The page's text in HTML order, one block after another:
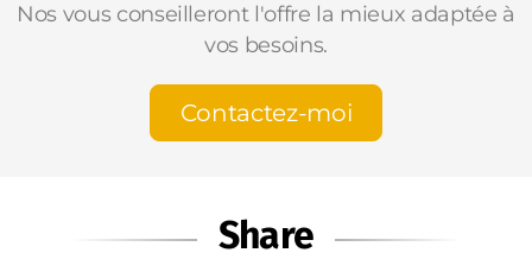
Nos vous conseilleront l'offre la mieux adaptée à
vos besoins.
Contactez-moi
Share